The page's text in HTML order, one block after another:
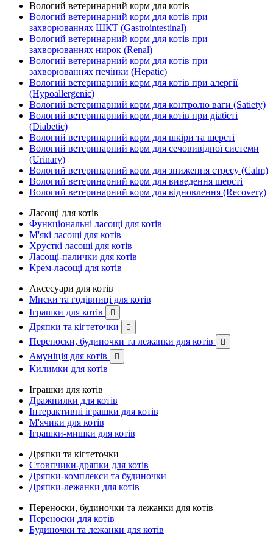
Вологий ветеринарний корм для котів
Вологий ветеринарний корм для котів при
захворюваннях ШКТ (Gastrointestinal)
Вологий ветеринарний корм для котів при
захворюваннях нирок (Renal)
Вологий ветеринарний корм для котів при
захворюваннях печінки (Hepatic)
Вологий ветеринарний корм для котів при алергії
(Hypoallergenic)
Вологий ветеринарний корм для контролю ваги (Satiety)
Вологий ветеринарний корм для котів при діабеті
(Diabetic)
Вологий ветеринарний корм для шкіри та шерсті
Вологий ветеринарний корм для сечовивідної системи
(Urinary)
Вологий ветеринарний корм для зниження стресу (Calm)
Вологий ветеринарний корм для виведення шерсті
Вологий ветеринарний корм для відновлення (Recovery)
Ласощі для котів
Функціональні ласощі для котів
М'які ласощі для котів
Хрусткі ласощі для котів
Ласощі-палички для котів
Крем-ласощі для котів
Аксесуари для котів
Миски та годівниці для котів
Іграшки для котів

Дряпки та кігтеточки 
Переноски, будиночки та лежанки для котів 
Амуніція для котів 
Килимки для котів
Іграшки для котів
Дражнилки для котів
Інтерактивні іграшки для котів
М'ячики для котів
Іграшки-мишки для котів
Дряпки та кігтеточки
Стовпчики-дряпки для котів
Дряпки-комплекси та будиночки
Дряпки-лежанки для котів
Переноски, будиночки та лежанки для котів
Переноски для котів
Будиночки та лежанки для котів